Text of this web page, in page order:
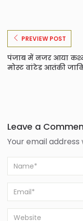
PREVIEW POST
पंजाब में नजर आया
मोस्ट वांटेड आतंकी
Leave a
Your email